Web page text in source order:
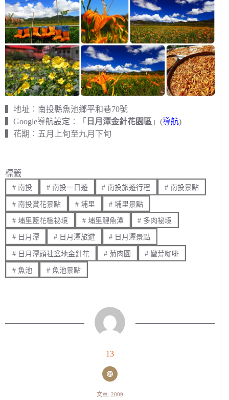
▍地址︰南投縣魚池鄉平和巷70號
▍Google導航設定︰「 日月潭金針花園區 」(導航)
▍花期︰五月上旬至九月下旬
標籤
#南投 #南投一日遊 # 南投旅遊行程 # 南投景點
#南投賞花景點 #埔里 # 埔里景點
#埔里藍花楹祕境 #埔里鯉魚潭 # 多肉祕境
#日月潭 #日月潭旅遊 # 日月潭景點
#日月潭頭社盆地金針花 #菊肉圓 # 蠻荒咖啡
#魚池 #魚池景點
13
文章: 2009